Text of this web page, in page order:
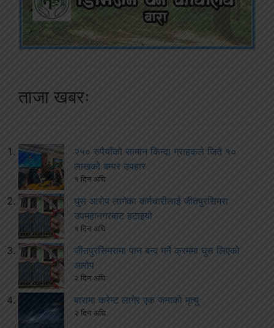
ताजा खबरः
२५० रुपैयाँको सामान किन्दा ग्राहकले जिते १०
लाखको बम्पर उपहार
१ दिन अघि
घुस आरोप लागेका कर्मचारीलाई जीतपुरसिमरा
उपमहानगरबाट हटाइयो
१ दिन अघि
जीतपुरसिमरामा पान बन्द गर्ने क्रममा घुस लिएको
आरोप
२ दिन अघि
बारामा करेन्ट लागेर एक जनाको मृत्यु
२ दिन अघि